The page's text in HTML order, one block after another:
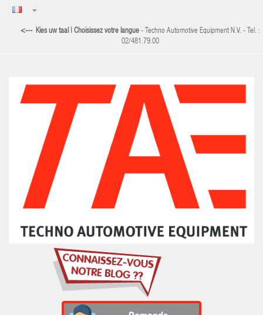
<--- Kies uw taal | Choisissez votre langue - Techno Automotive Equipment N.V. - Tel. :
02/481.79.00